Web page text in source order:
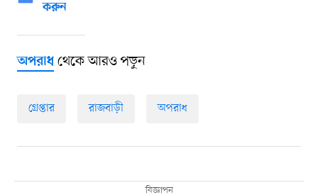
করুন
অপরাধথেকে আরও পড়ুন
গ্রেপ্তার রাজবাড়ী অপরাধ